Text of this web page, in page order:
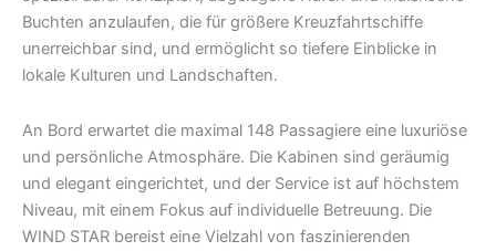
Buchten anzulaufen, die für größere Kreuzfahrtschiffe
unerreichbar sind, und ermöglicht so tiefere Einblicke in
lokale Kulturen und Landschaften.
An Bord erwartet die maximal 148 Passagiere eine luxuriöse
und persönliche Atmosphäre. Die Kabinen sind geräumig
und elegant eingerichtet, und der Service ist auf höchstem
Niveau, mit einem Fokus auf individuelle Betreuung. Die
WIND STAR bereist eine Vielzahl von faszinierenden